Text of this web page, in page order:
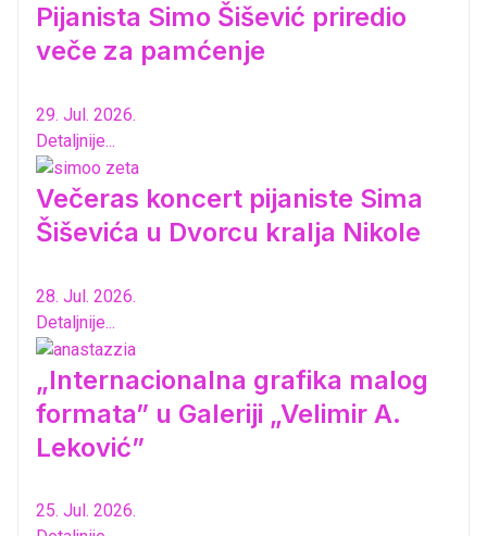
Pijanista Simo Šišević priredio
veče za pamćenje
29. Jul. 2026.
Detaljnije...
Večeras koncert pijaniste Sima
Šiševića u Dvorcu kralja Nikole
28. Jul. 2026.
Detaljnije...
„Internacionalna grafika malog
formata” u Galeriji „Velimir A.
Leković”
25. Jul. 2026.